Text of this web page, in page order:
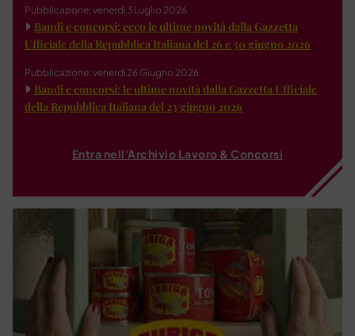
Pubblicazione: venerdì 3 Luglio 2026
Bandi e concorsi: ecco le ultime novità dalla Gazzetta
Ufficiale della Repubblica Italiana del 26 e 30 giugno 2026
Pubblicazione: venerdì 26 Giugno 2026
Bandi e concorsi: le ultime novità dalla Gazzetta Ufficiale
della Repubblica Italiana del 23 giugno 2026
Entra nell'Archivio Lavoro & Concorsi